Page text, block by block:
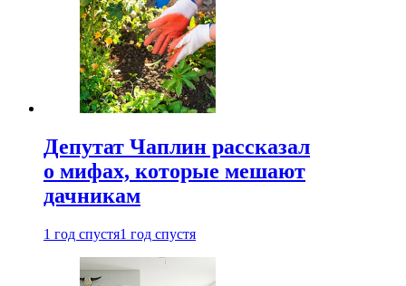
Депутат Чаплин рассказал
о мифах, которые мешают
дачникам
1 год спустя1 год спустя